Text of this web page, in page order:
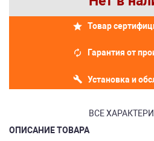
Товар
Гарантия от
Установка и
ВСЕ
ОПИСАНИЕ ТОВАРА